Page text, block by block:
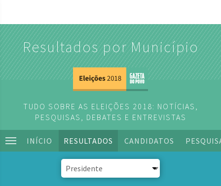
Resultados por Município
TUDO SOBRE AS ELEIÇÕES 2018: NOTÍCIAS,
PESQUISAS, DEBATES E ENTREVISTAS
INÍCIO RESULTADOS CANDIDATOS